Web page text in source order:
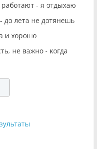
- я отдыхаю
до лета не дотянешь
и хорошо
не важно - когда